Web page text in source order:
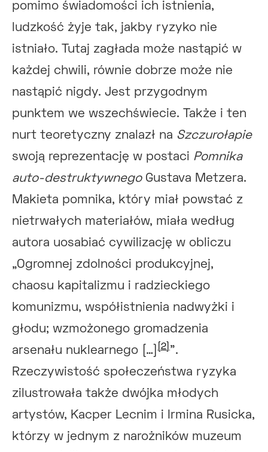
pomimo świadomości ich istnienia,
ludzkość żyje tak, jakby ryzyko nie
istniało. Tutaj zagłada może nastąpić w
każdej chwili, równie dobrze może nie
nastąpić nigdy. Jest przygodnym
punktem we wszechświecie. Także i ten
nurt teoretyczny znalazł na Szczurołapie
swoją reprezentację w postaci Pomnika
auto-destruktywnegoGustava Metzera.
Makieta pomnika, który miał powstać z
nietrwałych materiałów, miała według
autora uosabiać cywilizację w obliczu
„Ogromnej zdolności produkcyjnej,
chaosu kapitalizmu i radzieckiego
komunizmu, współistnienia nadwyżki i
głodu; wzmożonego gromadzenia
arsenału nuklearnego […]
[2] ”.
Rzeczywistość społeczeństwa ryzyka
zilustrowała także dwójka młodych
artystów, Kacper Lecnim i Irmina Rusicka,
którzy w jednym z narożników muzeum